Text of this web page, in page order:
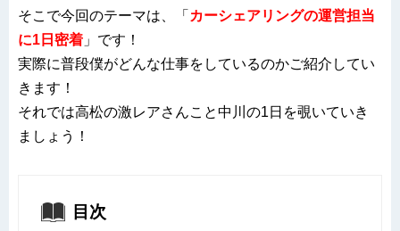
そこで今回のテーマは、「 カーシェアリングの運営担当
に1日密着 」です！
実際に普段僕がどんな仕事をしているのかご紹介してい
きます！
それでは高松の激レアさんこと中川の1日を覗いていき
ましょう！
目次